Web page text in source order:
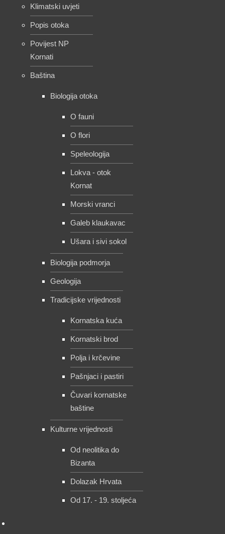
Klimatski uvjeti
Popis otoka
Povijest NP
Kornati
Baština
Biologija otoka
O fauni
O flori
Speleologija
Lokva - otok
Kornat
Morski vranci
Galeb klaukavac
Ušara i sivi sokol
Biologija podmorja
Geologija
Tradicijske vrijednosti
Kornatska kuća
Kornatski brod
Polja i krčevine
Pašnjaci i pastiri
Čuvari kornatske
baštine
Kulturne vrijednosti
Od neolitika do
Bizanta
Dolazak Hrvata
Od 17. - 19. stoljeća